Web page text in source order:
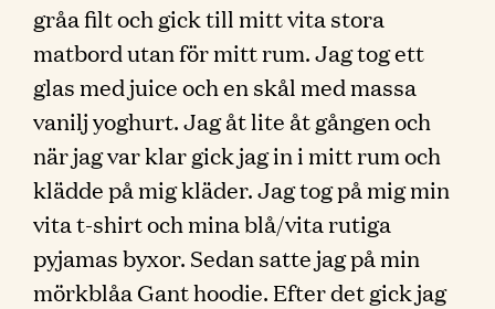
gråa filt och gick till mitt vita stora
matbord utan för mitt rum. Jag tog ett
glas med juice och en skål med massa
vanilj yoghurt. Jag åt lite åt gången och
när jag var klar gick jag in i mitt rum och
klädde på mig kläder. Jag tog på mig min
vita t-shirt och mina blå/vita rutiga
pyjamas byxor. Sedan satte jag på min
mörkblåa Gant hoodie. Efter det gick jag